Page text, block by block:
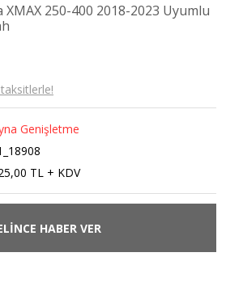
250-400 2018-2023 Uyumlu
Genişletme
TL + KDV
HABER VER